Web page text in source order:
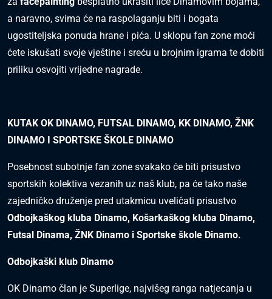
a naravno, svima će na raspolaganju biti i bogata
ugostiteljska ponuda hrane i pića. U sklopu fan zone moći
ćete iskušati svoje vještine i sreću u brojnim igrama te dobiti
priliku osvojiti vrijedne nagrade.
KUTAK OK DINAMO, FUTSAL DINAMO, KK DINAMO, ŽNK
DINAMO I SPORTSKE ŠKOLE DINAMO
Posebnost subotnje fan zone svakako će biti prisustvo
sportskih kolektiva vezanih uz naš klub, pa će tako naše
zajedničko druženje pred utakmicu uveličati prisustvo
Odbojkaškog kluba Dinamo, Košarkaškog kluba Dinamo,
Futsal Dinama, ŽNK Dinamo i Sportske škole Dinamo.
Odbojkaški klub Dinamo
OK Dinamo član je Superlige, najvišeg ranga natjecanja u